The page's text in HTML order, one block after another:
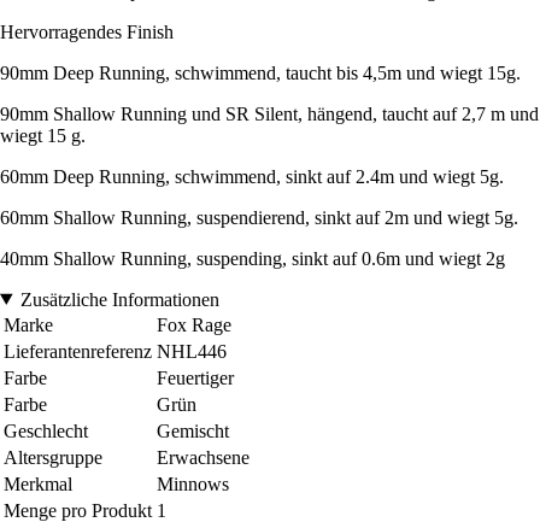
Hervorragendes Finish
90mm Deep Running, schwimmend, taucht bis 4,5m und wiegt 15g.
90mm Shallow Running und SR Silent, hängend, taucht auf 2,7 m und
wiegt 15 g.
60mm Deep Running, schwimmend, sinkt auf 2.4m und wiegt 5g.
60mm Shallow Running, suspendierend, sinkt auf 2m und wiegt 5g.
40mm Shallow Running, suspending, sinkt auf 0.6m und wiegt 2g
Zusätzliche Informationen
Marke
Fox Rage
Lieferantenreferenz NHL446
Farbe
Feuertiger
Farbe
Grün
Geschlecht
Gemischt
Altersgruppe
Erwachsene
Merkmal
Minnows
Menge pro Produkt 1